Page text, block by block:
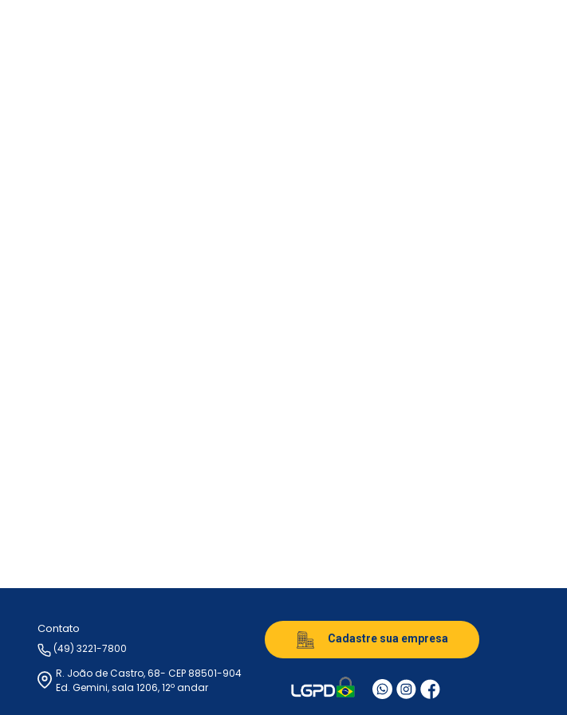
Contato
(49) 3221-7800
R. João de Castro, 68- CEP 88501-904
Ed. Gemini, sala 1206, 12º andar
Cadastre sua empresa